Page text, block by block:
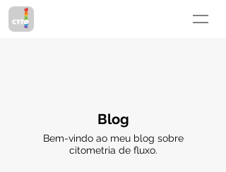
Blog
Bem-vindo ao meu blog sobre
citometria de fluxo.